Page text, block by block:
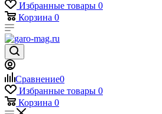
Избранные товары 0
Корзина 0
Сравнение0
Избранные товары 0
Корзина 0